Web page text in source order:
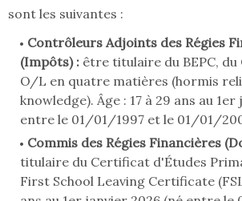
sont les suivantes :
Contrôleurs Adjoints des Régies
(Impôts) : être titulaire du BEPC, du
O/L en quatre matières (hormis
knowledge). Âge : 17 à 29 ans au
entre le 01/01/1997 et le 01/01/
Commis des Régies Financières
titulaire du Certificat d'Études
First School Leaving Certificate